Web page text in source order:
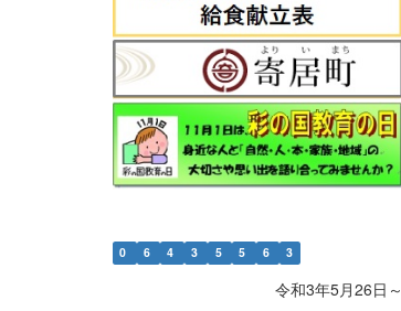
0 6 4 3 5 5 6 3
令和3年5月26日～